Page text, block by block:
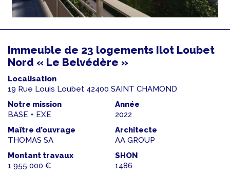
Immeuble de 23 logements Ilot Loubet
Nord « Le Belvédère »
Localisation
19 Rue Louis Loubet 42400 SAINT CHAMOND
Notre mission
BASE + EXE
Année
2022
Maître d’ouvrage
THOMAS SA
Architecte
AA GROUP
Montant travaux
1 955 000 €
SHON
1486